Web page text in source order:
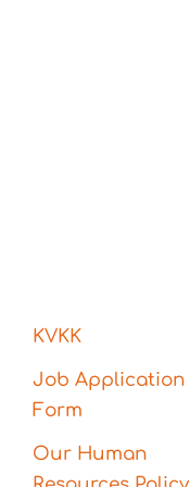
KVKK
Job Application
Form
Our Human